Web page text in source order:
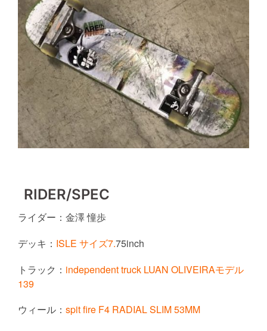
RIDER/SPEC
ライダー： 金澤 憧歩
デッキ ： ISLE サイズ7.75inch
トラック： independent truck LUAN OLIVEIRAモデル
139
ウィール： spit fire F4 RADIAL SLIM 53MM